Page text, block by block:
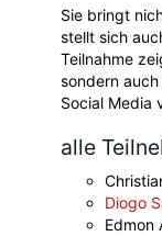
Sie bringt
stellt sich
Teilnahme
sondern
Social Media
alle
Diogo
Edmon